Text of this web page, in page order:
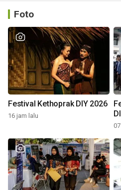
Foto
Festival Kethoprak DIY 2026
16 jam lalu